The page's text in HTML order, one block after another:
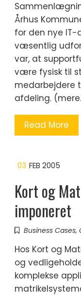
Århus
for den nye IT-
væsentlig
var, at
være fysisk til
medarbejdere
afdeling.
Read More
03 FEB 2005
Kort og
imponeret
Business Cases,
Hos Kort og
og
komplekse